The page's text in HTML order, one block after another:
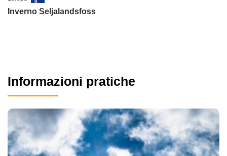
Inverno Seljalandsfoss
Informazioni pratiche